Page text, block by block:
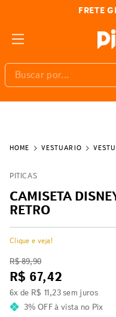
3% DE
Buscar por...
VESTUÁRIO
PITICAS
CAMISETA
RETRO
Clique e veja!
R$89,90
R$ 67,42
6x de R$ 11,23sem juros
3% OFFà vista no Pix